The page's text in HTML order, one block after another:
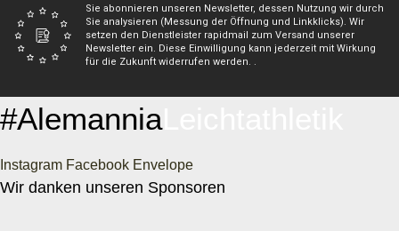
Sie abonnieren unseren Newsletter, dessen Nutzung wir durch
Sie analysieren (Messung der Öffnung und Linkklicks). Wir
setzen den Dienstleister rapidmail zum Versand unserer
Newsletter ein. Diese Einwilligung kann jederzeit mit Wirkung
für die Zukunft widerrufen werden. .
#AlemanniaLeichtathletik
Instagram Facebook Envelope
Wir danken unseren Sponsoren